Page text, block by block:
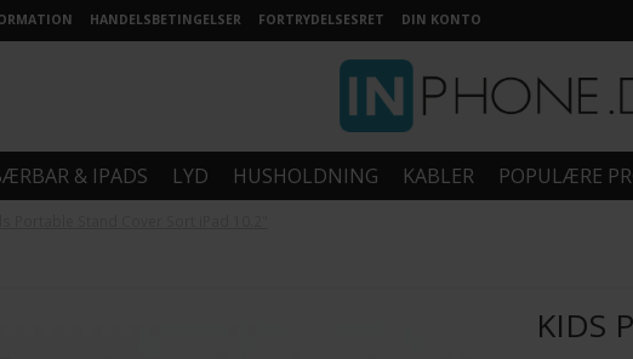
HANDELSBETINGELSER FORTRYDELSESRET DIN KONTO
& IPADS LYD HUSHOLDNING KABLER POPULÆRE
KIDS